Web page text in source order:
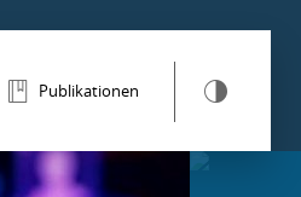
Publikationen